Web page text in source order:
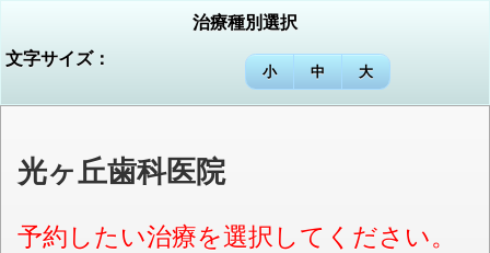
治療種別選択
文字サイズ：
小 中 大
光ヶ丘歯科医院
予約したい治療を選択してください。